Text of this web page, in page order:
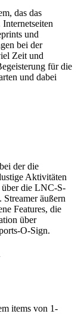
das das
und
bei der
Zeit und
für die
und dabei
der die
Aktivitäten
die LNC-S-
äußern
Features, die
über
O-Sign.
items von 1-